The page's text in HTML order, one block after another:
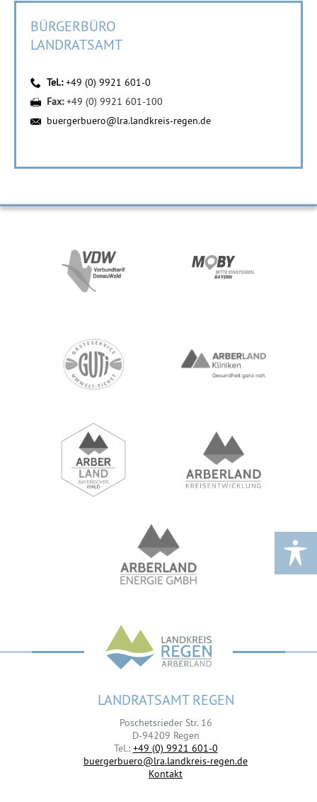
BÜRGERBÜRO
LANDRATSAMT
Tel.:+49 (0) 9921 601-0
Fax:+49 (0) 9921 601-100
buergerbuero@lra.landkreis-regen.de
LANDRATSAMT REGEN
Poschetsrieder Str. 16
D-94209 Regen
Tel.: +49 (0) 9921 601-0
buergerbuero@lra.landkreis-regen.de
Kontakt